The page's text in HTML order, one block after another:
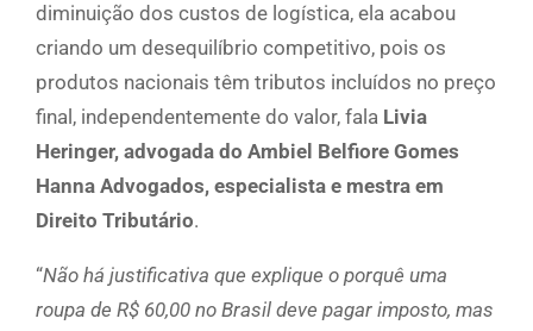
diminuição dos custos de logística, ela acabou
criando um desequilíbrio competitivo, pois os
produtos nacionais têm tributos incluídos no preço
final, independentemente do valor, fala Livia
Heringer, advogada do Ambiel Belfiore Gomes
Hanna Advogados, especialista e mestra em
Direito Tributário.
“Não há justificativa que explique o porquê uma
roupa de R$ 60,00 no Brasil deve pagar imposto, mas